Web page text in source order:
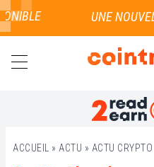
ACCUEIL » ACTU » ACTU CRYPTO